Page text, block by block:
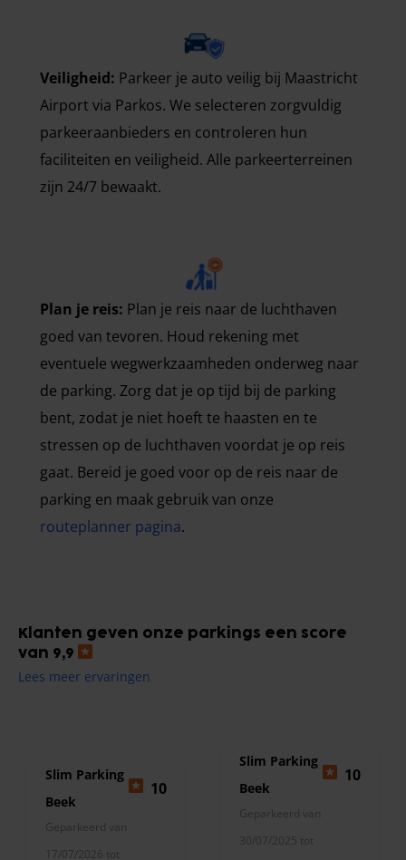
Veiligheid: Parkeer je auto veilig bij Maastricht
Airport via Parkos. We selecteren zorgvuldig
parkeeraanbieders en controleren hun
faciliteiten en veiligheid. Alle parkeerterreinen
zijn 24/7 bewaakt.
Plan je reis: Plan je reis naar de luchthaven
goed van tevoren. Houd rekening met
eventuele wegwerkzaamheden onderweg naar
de parking. Zorg dat je op tijd bij de parking
bent, zodat je niet hoeft te haasten en te
stressen op de luchthaven voordat je op reis
gaat. Bereid je goed voor op de reis naar de
parking en maak gebruik van onze
routeplanner pagina.
Klanten geven onze parkings een score
van 9,9
Lees meer ervaringen
Slim Parking
Beek
10
Geparkeerd van
17/07/2026 tot
Slim Parking
Beek
10
Geparkeerd van
30/07/2025 tot